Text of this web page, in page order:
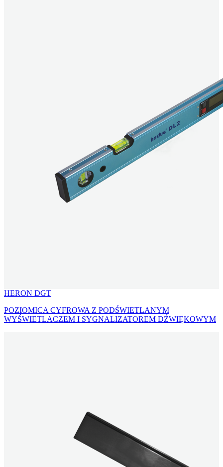
HERON DGT
POZIOMICA CYFROWA Z PODŚWIETLANYM
WYŚWIETLACZEM I SYGNALIZATOREM DŹWIĘKOWYM